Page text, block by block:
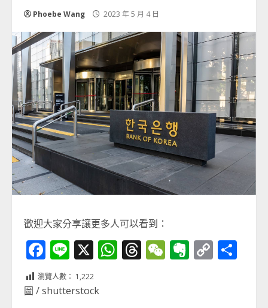
Phoebe Wang 2023 年 5 月 4 日
歡迎大家分享讓更多人可以看到：
Facebook
Line
X WhatsApp
Threads
WeChat
Evernote
Copy
瀏覽人數： 1,222
圖 / shutterstock